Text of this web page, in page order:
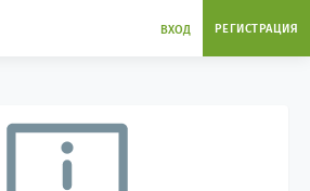
ВХОД РЕГИСТРАЦИЯ